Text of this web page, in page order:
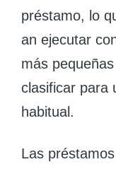
préstamo, lo
an ejecutar
más
clasificar para
habitual.
Las